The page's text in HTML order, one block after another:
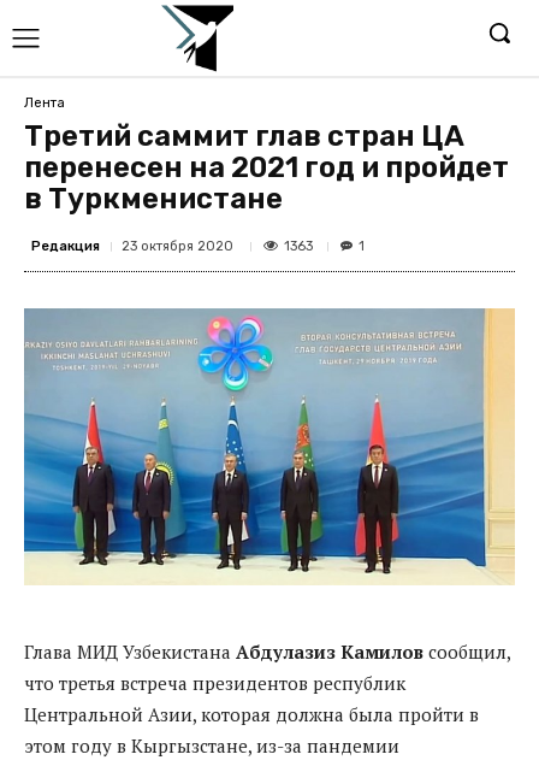
Лента
Третий саммит глав стран ЦА
перенесен на 2021 год и пройдет
в Туркменистане
Редакция 23 октября 2020 1363 1
Глава МИД Узбекистана Абдулазиз Камилов сообщил,
что третья встреча президентов республик
Центральной Азии, которая должна была пройти в
этом году в Кыргызстане, из-за пандемии